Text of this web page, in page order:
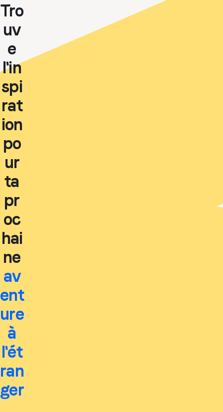
Tro
uv
e
l'in
spi
rat
ion
po
ur
ta
pr
oc
hai
ne
av
ent
ure
à
l'ét
ran
ger